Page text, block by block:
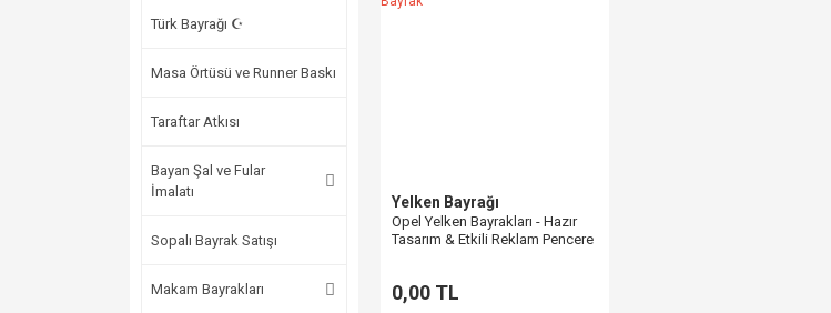
Türk Bayrağı ☪
Masa Örtüsü ve Runner Baskı
Taraftar Atkısı
Bayan Şal ve Fular
İmalatı
Sopalı Bayrak Satışı
Makam Bayrakları
Yelken Bayrağı
Opel Yelken Bayrakları - Hazır
Tasarım & Etkili Reklam Pencere
0,00 TL